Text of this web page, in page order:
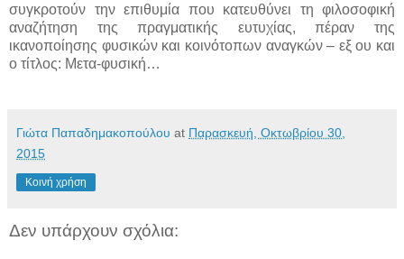
συγκροτούν την επιθυμία που κατευθύνει τη φιλοσοφική
αναζήτηση της πραγματικής ευτυχίας, πέραν της
ικανοποίησης φυσικών και κοινότοπων αναγκών – εξ ου και
ο τίτλος: Μετα-φυσική…
Γιώτα Παπαδημακοπούλου at Παρασκευή, Οκτωβρίου 30,
2015
Κοινή χρήση
Δεν υπάρχουν σχόλια: